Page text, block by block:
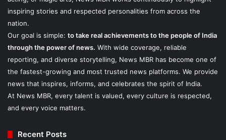
inspiring stories and respected personalities from across the
nation.
Our goal is simple: to take real achievements to the people of India
through the power of news. With wide coverage, reliable
reporting, and diverse storytelling, News MBR has become one of
the fastest-growing and most trusted news platforms. We provide
news that inspires, informs, and celebrates the spirit of India.
At News MBR, every talent is valued, every culture is respected,
and every voice matters.
Recent Posts